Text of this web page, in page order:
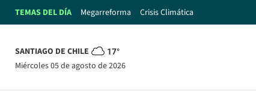
TEMAS DEL DÍA Megarreforma Crisis Climática
SANTIAGO DE CHILE 17°
miércoles 05 de agosto de 2026